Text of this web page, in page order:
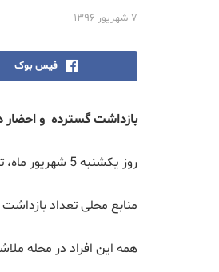
۷ شهریور ۱۳۹۶
فیس بوک
بازداشت گسترده و احضار
روز یکشنبه 5 شهریور ماه، تعداد زیادی از شهروندان عرب توسط نیروهای امنیتی استان اهواز دستگیرو یا احضارشدند.
منابع محلی تعداد بازداشت شدگان را 23 نفر و تعداد
همه این افراد در محله